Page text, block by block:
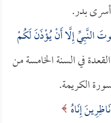
بدر.
النَّبِيِّ إِلَّا أَنْ يُؤْذَنَ لَكُمْ
القعدة في السنة الخامسة من
الكريمة.
إِنَاهُ